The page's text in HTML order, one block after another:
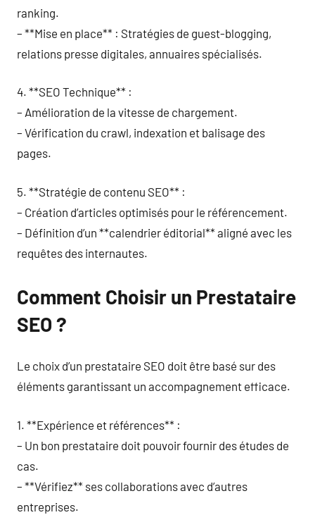
ranking.
– **Mise en place** : Stratégies de guest-blogging,
relations presse digitales, annuaires spécialisés.
4. **SEO Technique** :
– Amélioration de la vitesse de chargement.
– Vérification du crawl, indexation et balisage des
pages.
5. **Stratégie de contenu SEO** :
– Création d’articles optimisés pour le référencement.
– Définition d’un **calendrier éditorial** aligné avec les
requêtes des internautes.
Comment Choisir un Prestataire
SEO ?
Le choix d’un prestataire SEO doit être basé sur des
éléments garantissant un accompagnement efficace.
1. **Expérience et références** :
– Un bon prestataire doit pouvoir fournir des études de
cas.
– **Vérifiez** ses collaborations avec d’autres
entreprises.